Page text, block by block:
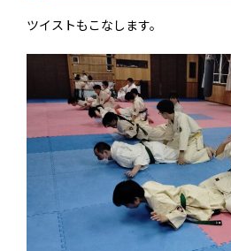
ツイストもこなします。